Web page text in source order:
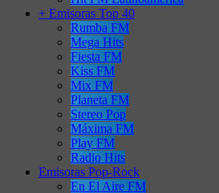
+ Emisoras Top 40
Rumba FM
Mega Hits
Fiesta FM
Kiss FM
Mix FM
Planeta FM
Stereo Pop
Máxima FM
Play FM
Radio Hits
Emisoras Pop-Rock
En El Aire FM